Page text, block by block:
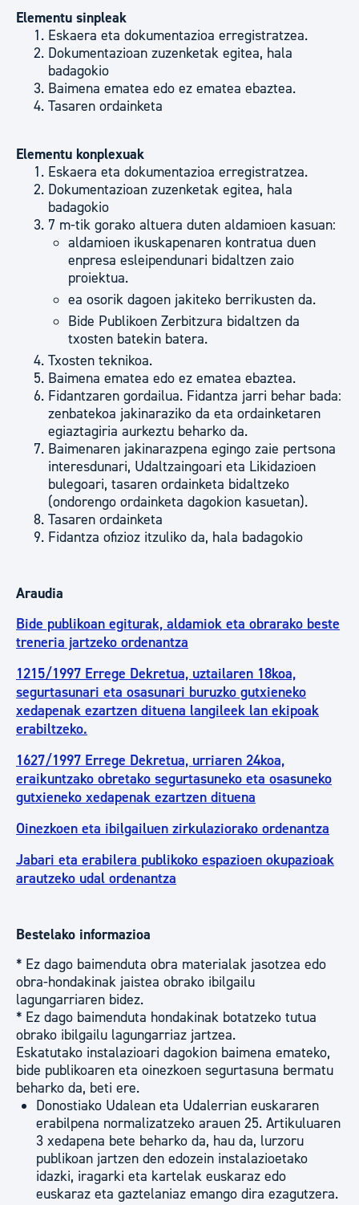
Elementu sinpleak
Eskaera eta dokumentazioa erregistratzea.
Dokumentazioan zuzenketak egitea, hala
badagokio
Baimena ematea edo ez ematea ebaztea.
Tasaren ordainketa
Elementu konplexuak
Eskaera eta dokumentazioa erregistratzea.
Dokumentazioan zuzenketak egitea, hala
badagokio
7 m-tik gorako altuera duten aldamioen kasuan:
aldamioen ikuskapenaren kontratua duen
enpresa esleipendunari bidaltzen zaio
proiektua.
ea osorik dagoen jakiteko berrikusten da.
Bide Publikoen Zerbitzura bidaltzen da
txosten batekin batera.
Txosten teknikoa.
Baimena ematea edo ez ematea ebaztea.
Fidantzaren gordailua. Fidantza jarri behar bada:
zenbatekoa jakinaraziko da eta ordainketaren
egiaztagiria aurkeztu beharko da.
Baimenaren jakinarazpena egingo zaie pertsona
interesdunari, Udaltzaingoari eta Likidazioen
bulegoari, tasaren ordainketa bidaltzeko
(ondorengo ordainketa dagokion kasuetan).
Tasaren ordainketa
Fidantza ofizioz itzuliko da, hala badagokio
Araudia
Bide publikoan egiturak, aldamiok eta obrarako beste
treneria jartzeko ordenantza
1215/1997 Errege Dekretua, uztailaren 18koa,
segurtasunari eta osasunari buruzko gutxieneko
xedapenak ezartzen dituena langileek lan ekipoak
erabiltzeko.
1627/1997 Errege Dekretua, urriaren 24koa,
eraikuntzako obretako segurtasuneko eta osasuneko
gutxieneko xedapenak ezartzen dituena
Oinezkoen eta ibilgailuen zirkulaziorako ordenantza
Jabari eta erabilera publikoko espazioen okupazioak
arautzeko udal ordenantza
Bestelako informazioa
* Ez dago baimenduta obra materialak jasotzea edo
obra-hondakinak jaistea obrako ibilgailu
lagungarriaren bidez.
* Ez dago baimenduta hondakinak botatzeko tutua
obrako ibilgailu lagungarriaz jartzea.
Eskatutako instalazioari dagokion baimena emateko,
bide publikoaren eta oinezkoen segurtasuna bermatu
beharko da, beti ere.
Donostiako Udalean eta Udalerrian euskararen
erabilpena normalizatzeko arauen 25. Artikuluaren
3 xedapena bete beharko da, hau da, lurzoru
publikoan jartzen den edozein instalazioetako
idazki, iragarki eta kartelak euskaraz edo
euskaraz eta gaztelaniaz emango dira ezagutzera.